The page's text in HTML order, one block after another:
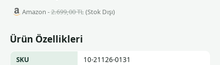
Amazon -2.699,00 TL(Stok Dışı)
Ürün Özellikleri
SKU
10-21126-0131